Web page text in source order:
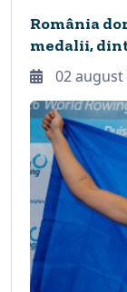
România
medalii,
recorduri
02 august